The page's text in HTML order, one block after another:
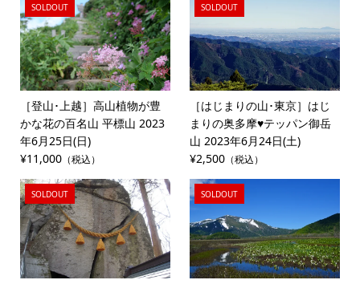
SOLDOUT
［登山･上越］高山植物が豊
かな花の百名山 平標山 2023
年6月25日(日)
¥11,000（税込）
SOLDOUT
［はじまりの山･東京］はじ
まりの奥多摩♥テッパン御岳
山 2023年6月24日(土)
¥2,500 （税込）
SOLDOUT SOLDOUT